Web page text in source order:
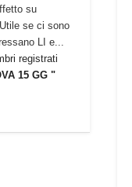
su
se ci sono
LI e...
registrati
15 GG "